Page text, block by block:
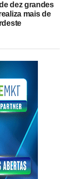
dez grandes
mais de